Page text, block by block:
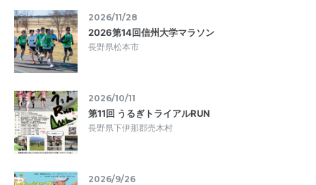
2026/11/28
2026第14回信州大学マラソン
長野県松本市
2026/10/11
第11回 うるぎトライアルRUN
長野県下伊那郡売木村
2026/9/26